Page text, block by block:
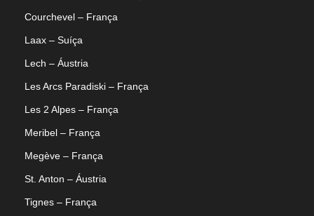
Courchevel – França
Laax – Suíça
Lech – Áustria
Les Arcs Paradiski – França
Les 2 Alpes – França
Meribel – França
Megève – França
St. Anton – Áustria
Tignes – França